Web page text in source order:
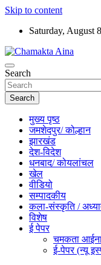
Skip to content
Saturday, August
Chamakta
Hindi News Paper –
Search
Search
मुख्य पृष्ठ
जमशेदपुर/ कोल्हान
झारखंड
देश-विदेश
धनबाद/ कोयलांचल
खेल
वीडियो
सम्पादकीय
कला-संस्कृति /
विशेष
ई पेपर
चमकता
ई-पेपर (न्यू